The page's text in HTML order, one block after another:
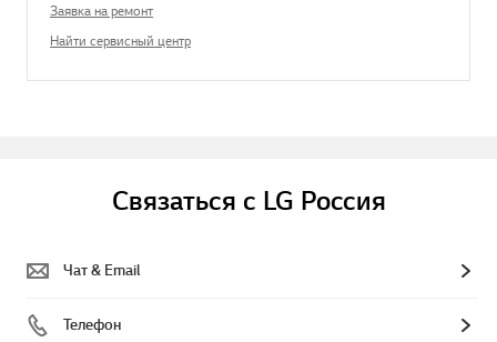
Заявка на ремонт
Найти сервисный центр
Связаться с LG Россия
Чат & Email
Телефон